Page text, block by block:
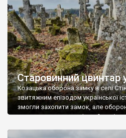
Старовинний цвинтар
Козацька оборона замку в селі
звитяжним епізодом української
змогли захопити замок, але
поховали на цвинтарі, який тоді
ньому чимало хрестів 19 століття,